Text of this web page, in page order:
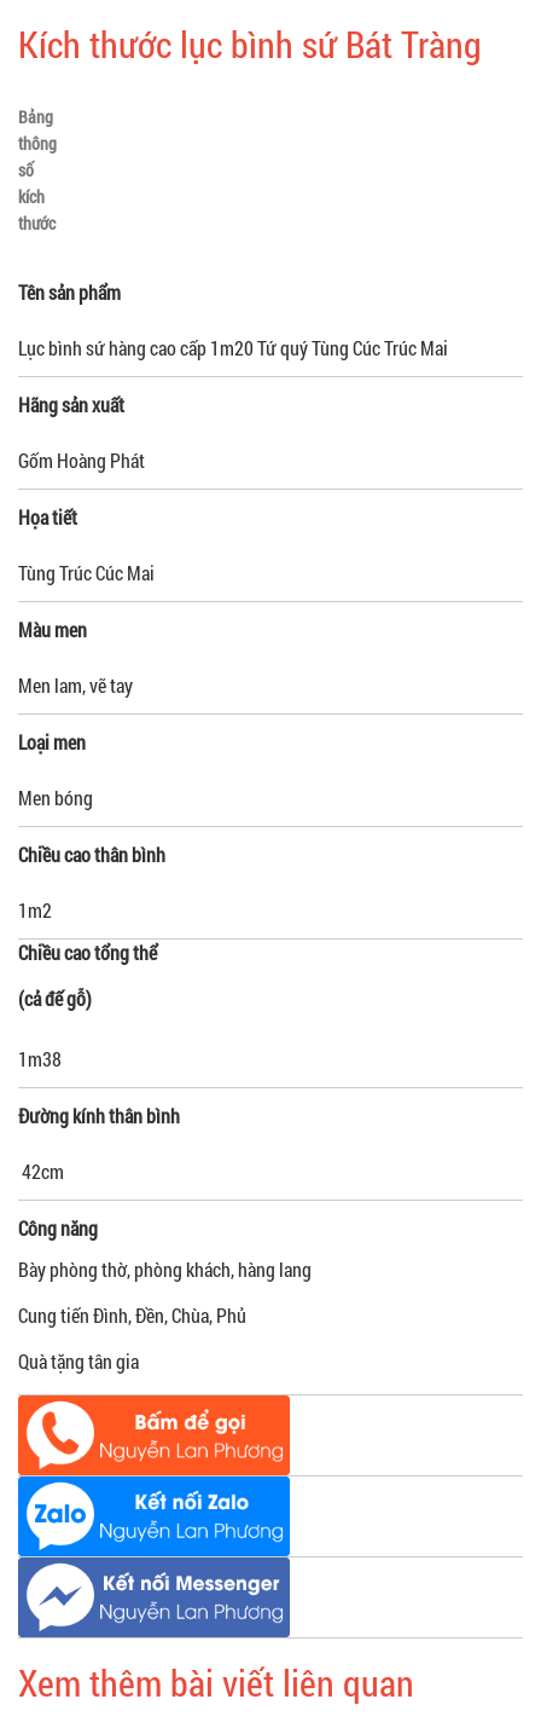
Kích thước lục bình sứ Bát Tràng
Bảng
thông
số
kích
thước
Tên sản phẩm
Lục bình sứ hàng cao cấp 1m20 Tứ quý Tùng Cúc Trúc Mai
Hãng sản xuất
Gốm Hoàng Phát
Họa tiết
Tùng Trúc Cúc Mai
Màu men
Men lam, vẽ tay
Loại men
Men bóng
Chiều cao thân bình
1m2
Chiều cao tổng thể
(cả đế gỗ)
1m38
Đường kính thân bình
42cm
Công năng
Bày phòng thờ, phòng khách, hàng lang
Cung tiến Đình, Đền, Chùa, Phủ
Quà tặng tân gia
Xem thêm bài viết liên quan